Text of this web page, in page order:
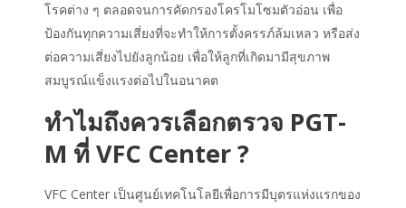
โรคต่าง ๆ ตลอดจนการคัดกรองโครโมโซมตัวอ่อน เพื่อ
ป้องกันทุกความเสี่ยงที่จะทำให้การตั้งครรภ์ล้มเหลว หรือส่ง
ต่อความเสี่ยงไปยังลูกน้อย เพื่อให้ลูกที่เกิดมามีสุขภาพ
สมบูรณ์แข็งแรงต่อไปในอนาคต
ทำไมถึงควรเลือกตรวจ PGT-
M ที่ VFC Center ?
VFC Center เป็นศูนย์เทคโนโลยีเพื่อการมีบุตรแห่งแรกของ